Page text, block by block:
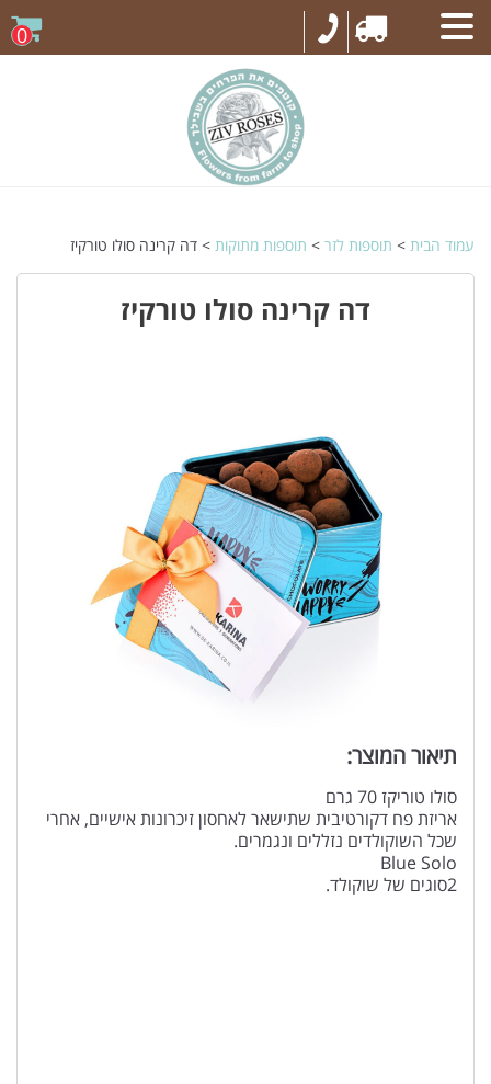
0
עמוד הבית > תוספות לזר > תוספות מתוקות > דה קרינה סולו טורקיז
דה קרינה סולו טורקיז
תיאור המוצר:
סולו טוריקז 70 גרם
אריזת פח דקורטיבית שתישאר לאחסון זיכרונות אישיים, אחרי
שכל השוקולדים נזללים ונגמרים.
Blue Solo
2סוגים של שוקולד.